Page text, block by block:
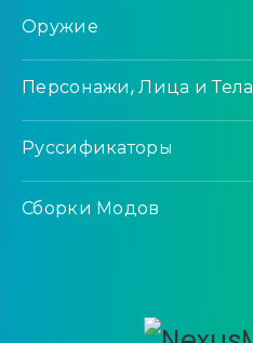
Оружие
Персонажи, Лица и Тела
Руссификаторы
Сборки Модов